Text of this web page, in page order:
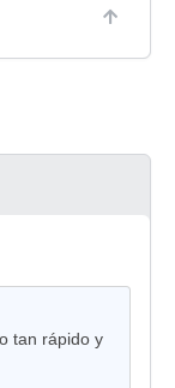
tan rápido y